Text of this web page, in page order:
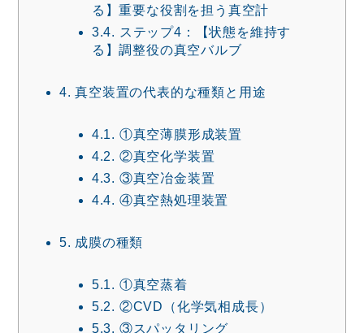
る】重要な役割を担う真空計
3.4. ステップ4：【状態を維持す
る】調整役の真空バルブ
4. 真空装置の代表的な種類と用途
4.1. ①真空薄膜形成装置
4.2. ②真空化学装置
4.3. ③真空冶金装置
4.4. ④真空熱処理装置
5. 成膜の種類
5.1. ①真空蒸着
5.2. ②CVD（化学気相成長）
5.3. ③スパッタリング